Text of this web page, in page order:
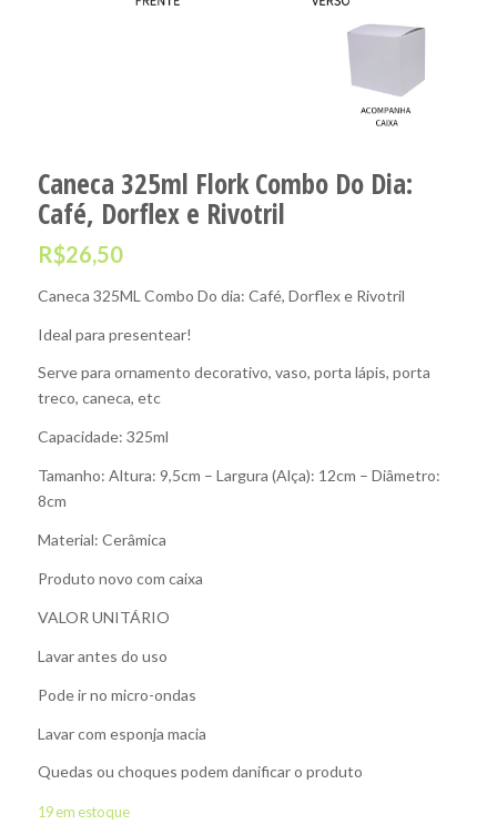
Caneca 325ml Flork Combo Do Dia:
Café, Dorflex e Rivotril
R$26,50
Caneca 325ML Combo Do dia: Café, Dorflex e Rivotril
Ideal para presentear!
Serve para ornamento decorativo, vaso, porta lápis, porta
treco, caneca, etc
Capacidade: 325ml
Tamanho: Altura: 9,5cm – Largura (Alça): 12cm – Diâmetro:
8cm
Material: Cerâmica
Produto novo com caixa
VALOR UNITÁRIO
Lavar antes do uso
Pode ir no micro-ondas
Lavar com esponja macia
Quedas ou choques podem danificar o produto
19 em estoque